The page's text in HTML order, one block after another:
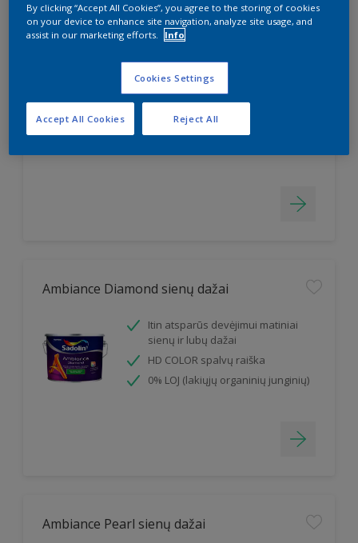
Simply Refresh Wall Tiles
Pusiau matiniai dažai keraminėms
sienų plytelėms
dažai
Ambiance Diamond sienų dažai
Itin atsparūs devėjimui matiniai
sienų ir lubų dažai
HD COLOR spalvų raiška
0% LOJ (lakiųjų organinių junginių)
Ambiance Pearl sienų dažai
By clicking “Accept All Cookies”, you agree to the storing of cookies
on your device to enhance site navigation, analyze site usage, and
assist in our marketing efforts.
Info
Cookies Settings
Reject All
Accept All Cookies